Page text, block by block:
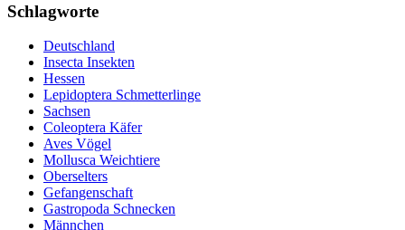
Schlagworte
Deutschland
Insecta Insekten
Hessen
Lepidoptera Schmetterlinge
Sachsen
Coleoptera Käfer
Aves Vögel
Mollusca Weichtiere
Oberselters
Gefangenschaft
Gastropoda Schnecken
Männchen